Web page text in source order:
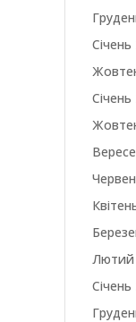
Січень
Січень
Лютий
Січень